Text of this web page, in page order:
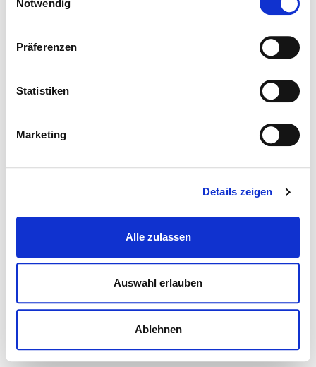
Notwendig
Präferenzen
Statistiken
Marketing
Details zeigen
Alle zulassen
Auswahl erlauben
Ablehnen